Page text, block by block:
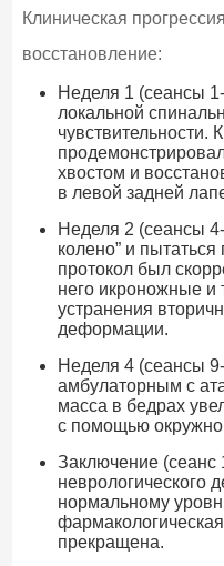
Клиническая
восстановление:
Неделя 1 (сеансы
локальной
чувствительности.
хвостом и
в левой задней
Неделя 2 (сеансы
колено” и
протокол был
него икроножные и
устранения
деформации.
Неделя 4 (сеансы
амбулаторным с
масса в бедрах
с помощью
Заключение (сеанс
неврологического
нормальному
прекращена.